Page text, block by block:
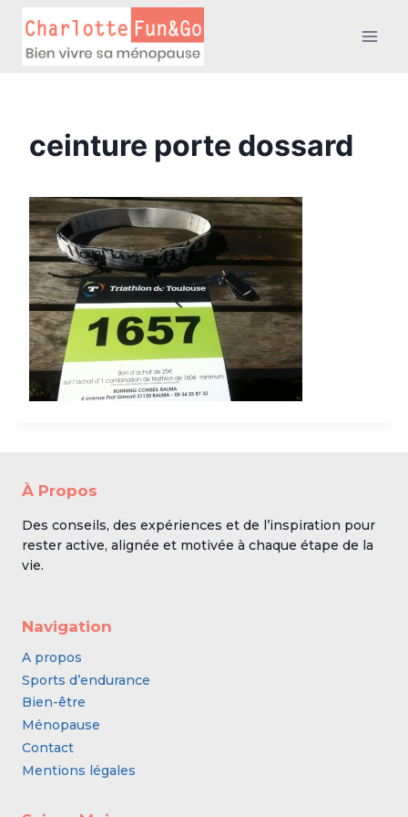
contenu
ceinture porte dossard
À Propos
Des conseils, des expériences et de l’inspiration pour
rester active, alignée et motivée à chaque étape de la
vie.
Navigation
A propos
Sports d’endurance
Bien-être
Ménopause
Contact
Mentions légales